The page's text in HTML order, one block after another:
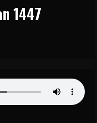
1447